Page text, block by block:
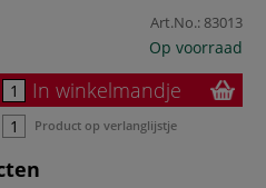
Art.No.: 83013
Op voorraad
In winkelmandje
Product op verlanglijstje